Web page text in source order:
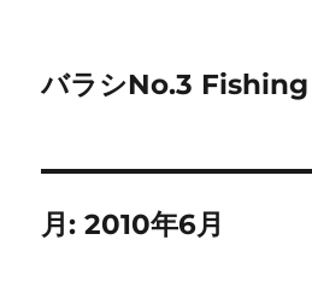
バラシNo.3
月:2010年6月